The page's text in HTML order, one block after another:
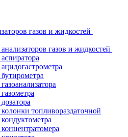
газов и жидкостей
газов и жидкостей
топливораздаточной